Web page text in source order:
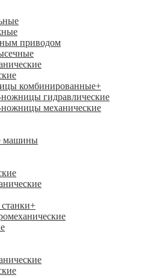
приводом
комбинированные+
гидравлические
механические
машины
+